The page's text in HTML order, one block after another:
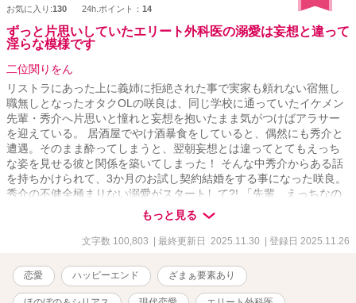
お気に入り:130 24h.ポイント： 14
ずっと片思いしていたエリート外科医の溺愛は妄想と違って
淫らな模様です
二位関りをん
リストラにあった上に義姉に拒絶された事で実家も頼れない宿無し
職無しとなったオタクOLの咲良は、同じ学校に通っていたイケメン
先輩・秀介へ片思いと憧れと妄想を抱いたまま気がつけばアラサー
を迎えている。 居酒屋でやけ酒暴食をしていると、偶然にも秀介と
遭遇。そのまま酔ってしまうと、翌朝妄想とは違ってとてもえっち
な姿を見せる彼と関係を築いてしまった！ そんな中秀介からある話
を持ちかけられて、3か月のお試し契約結婚をする事になった咲良。
秀介の不健全極まりない溺愛がスタートして?! 「先輩、えっちなの
はいけないと思います……！」 ※他サイトでも更新しています
もっと見る
文字数 100,803 | 最終更新日 2025.11.30 | 登録日 2025.11.26
恋愛 ハッピーエンド ざまぁ要素あり